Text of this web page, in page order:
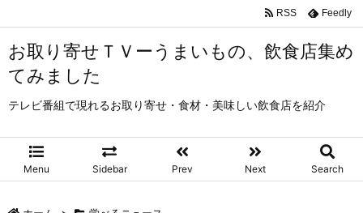
お取り寄せＴＶーうまいもの、飲食店集め
てみました
テレビ番組で現れるお取り寄せ・食材・美味しい飲食店を紹介
Menu Sidebar Prev Next Search
RSS Feedly